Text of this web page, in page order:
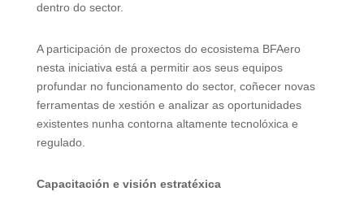
dentro do sector.
A participación de proxectos do ecosistema BFAero
nesta iniciativa está a permitir aos seus equipos
profundar no funcionamento do sector, coñecer novas
ferramentas de xestión e analizar as oportunidades
existentes nunha contorna altamente tecnolóxica e
regulado.
Capacitación e visión estratéxica